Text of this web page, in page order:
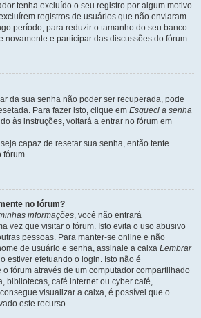
tenha excluído o seu registro por algum motivo.
registros de usuários que não enviaram
período, para reduzir o tamanho do seu banco
novamente e participar das discussões do fórum.
da sua senha não poder ser recuperada, pode
Para fazer isto, clique em Esqueci a senha
às instruções, voltará a entrar no fórum em
capaz de resetar sua senha, então tente
fórum.
no fórum?
informações, você não entrará
vez que visitar o fórum. Isto evita o uso abusivo
pessoas. Para manter-se online e não
de usuário e senha, assinale a caixa Lembrar
estiver efetuando o login. Isto não é
fórum através de um computador compartilhado
bibliotecas, café internet ou cyber café,
visualizar a caixa, é possível que o
este recurso.